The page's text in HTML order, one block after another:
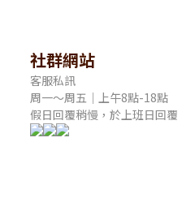
社群網站
客服私訊
周一～周五｜上午8點-18點
假日回覆稍慢，於上班日回覆